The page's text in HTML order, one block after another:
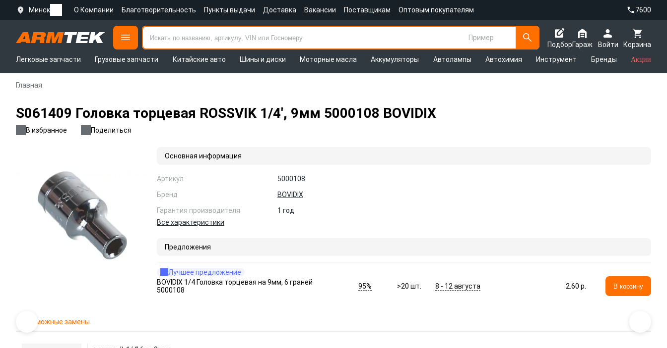
Минск О Компании Благотворительность Пункты выдачи Доставка Вакансии Поставщикам Оптовым покупателям 7600
Пример
Подбор
Корзина
Гараж
Войти
Легковые запчасти
Грузовые запчасти Китайские авто Шины и диски Моторные масла Аккумуляторы Автолампы Автохимия Инструмент Бренды Акции
Главная
S061409 Головка торцевая ROSSVIK 1/4', 9мм 5000108 BOVIDIX
В избранное Поделиться
Основная информация
Артикул
5000108
Бренд
BOVIDIX
Гарантия производителя
1 год
Все характеристики
Предложения
Лучшее предложение
BOVIDIX 1/4 Головка торцевая на 9мм, 6 граней
5000108
95% >20шт. 8 - 12 августа 2.60 p. В корзину
Возможные замены